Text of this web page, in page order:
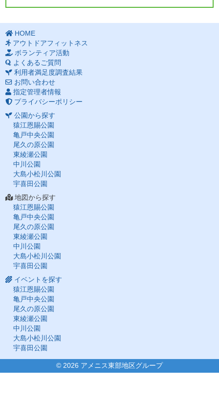
HOME
アウトドアフィットネス
ボランティア活動
よくあるご質問
利用者満足度調査結果
お問い合わせ
指定管理者情報
プライバシーポリシー
公園から探す
猿江恩賜公園
亀戸中央公園
尾久の原公園
東綾瀬公園
中川公園
大島小松川公園
宇喜田公園
地図から探す
猿江恩賜公園
亀戸中央公園
尾久の原公園
東綾瀬公園
中川公園
大島小松川公園
宇喜田公園
イベントを探す
猿江恩賜公園
亀戸中央公園
尾久の原公園
東綾瀬公園
中川公園
大島小松川公園
宇喜田公園
© 2026 アメニス東部地区グループ